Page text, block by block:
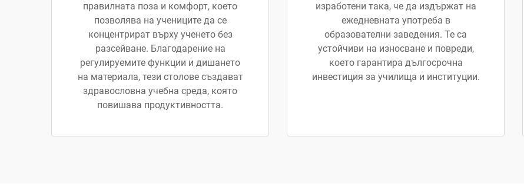
правилната поза и комфорт, което
позволява на учениците да се
концентрират върху ученето без
разсейване. Благодарение на
регулируемите функции и дишането
на материала, тези столове създават
здравословна учебна среда, която
повишава продуктивността.
изработени така, че да издържат на
ежедневната употреба в
образователни заведения. Те са
устойчиви на износване и повреди,
което гарантира дългосрочна
инвестиция за училища и институции.